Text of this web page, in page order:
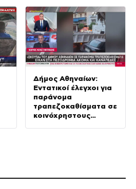
Δήμος Αθηναίων:
Εντατικοί έλεγχοι για
παράνομα
τραπεζοκαθίσματα σε
κοινόχρηστους